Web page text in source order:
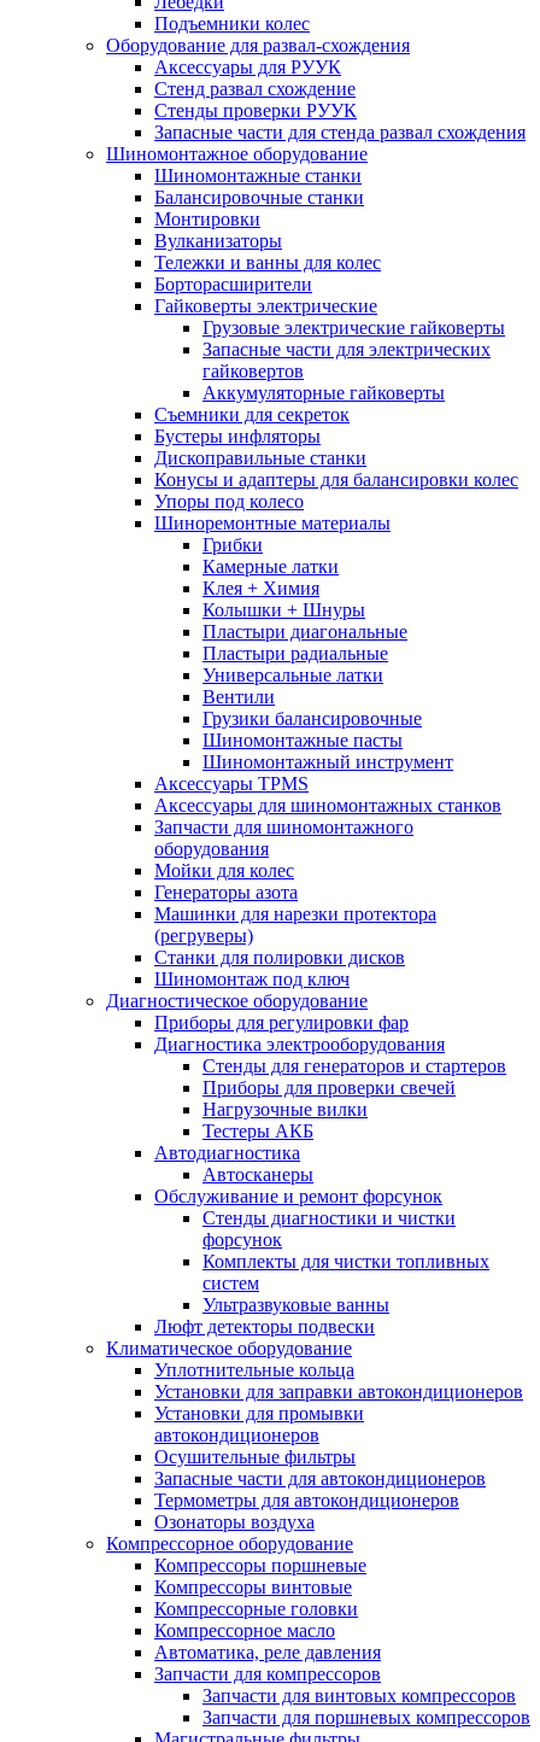
Подъемники колес
Оборудование для развал-схождения
Аксессуары для РУУК
Стенд развал схождение
Стенды проверки РУУК
Запасные части для стенда развал схождения
Шиномонтажное оборудование
Шиномонтажные станки
Балансировочные станки
Монтировки
Вулканизаторы
Тележки и ванны для колес
Борторасширители
Гайковерты электрические
Грузовые электрические гайковерты
Запасные части для электрических
гайковертов
Аккумуляторные гайковерты
Съемники для секреток
Бустеры инфляторы
Дископравильные станки
Конусы и адаптеры для балансировки колес
Упоры под колесо
Шиноремонтные материалы
Грибки
Камерные латки
Клея + Химия
Колышки + Шнуры
Пластыри диагональные
Пластыри радиальные
Универсальные латки
Вентили
Грузики балансировочные
Шиномонтажные пасты
Шиномонтажный инструмент
Аксессуары TPMS
Аксессуары для шиномонтажных станков
Запчасти для шиномонтажного
оборудования
Мойки для колес
Генераторы азота
Машинки для нарезки протектора
(регруверы)
Станки для полировки дисков
Шиномонтаж под ключ
Диагностическое оборудование
Приборы для регулировки фар
Диагностика электрооборудования
Стенды для генераторов и стартеров
Приборы для проверки свечей
Нагрузочные вилки
Тестеры АКБ
Автодиагностика
Автосканеры
Обслуживание и ремонт форсунок
Стенды диагностики и чистки
форсунок
Комплекты для чистки топливных
систем
Ультразвуковые ванны
Люфт детекторы подвески
Климатическое оборудование
Уплотнительные кольца
Установки для заправки автокондиционеров
Установки для промывки
автокондиционеров
Осушительные фильтры
Запасные части для автокондиционеров
Термометры для автокондиционеров
Озонаторы воздуха
Компрессорное оборудование
Компрессоры поршневые
Компрессоры винтовые
Компрессорные головки
Компрессорное масло
Автоматика, реле давления
Запчасти для компрессоров
Запчасти для винтовых компрессоров
Запчасти для поршневых компрессоров